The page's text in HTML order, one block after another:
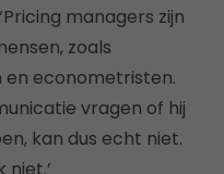
managers zijn
zoals
en econometristen.
vragen of hij
kan dus echt niet.